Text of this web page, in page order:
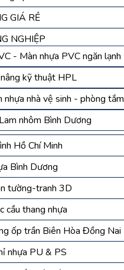
GIÁ RẺ
NGHIỆP
- Màn nhựa PVC ngăn lạnh
kỹ thuật HPL
nhựa nhà vệ sinh - phòng tắm
nhôm Bình Dương
Hồ Chí Minh
Bình Dương
tường-tranh 3D
cầu thang nhựa
ốp trần Biên Hòa Đồng Nai
nhựa PU & PS